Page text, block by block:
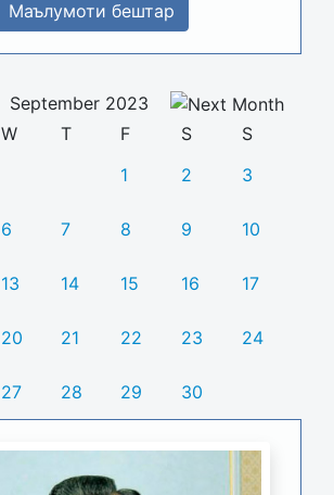
Маълумоти бештар
September 2023
W T F S
S
1
2 3
6 7 8 9 10
13 14 15 16 17
20 21 22 23 24
27 28 29 30